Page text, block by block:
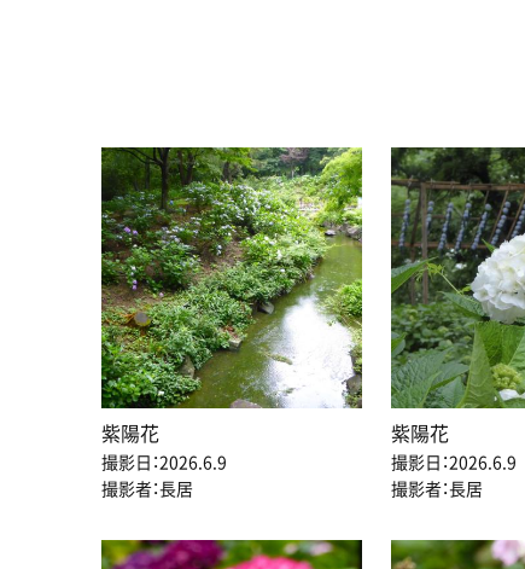
紫陽花
撮影日：2026.6.9
撮影者：長居
紫陽花
撮影日：2026.6.9
撮影者：長居